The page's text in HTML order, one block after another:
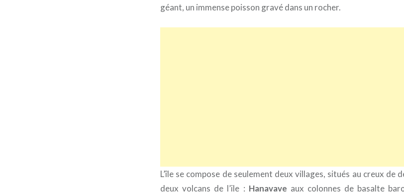
géant, un immense poisson gravé dans un rocher.
L’île se compose de seulement deux villages, situés au creux de
deux volcans de l’ile : Hanavave aux colonnes de basalte